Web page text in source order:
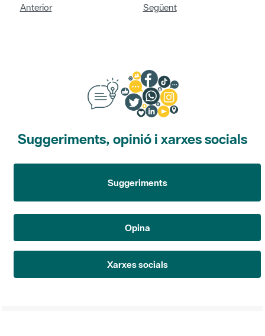
Anterior Següent
Suggeriments, opinió i xarxes socials
Suggeriments
Opina
Xarxes socials